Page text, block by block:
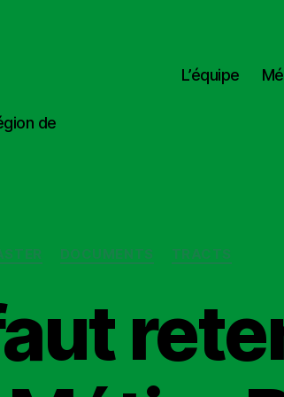
de
L’équipe
Catégories
DOCUMENTS TRACTS